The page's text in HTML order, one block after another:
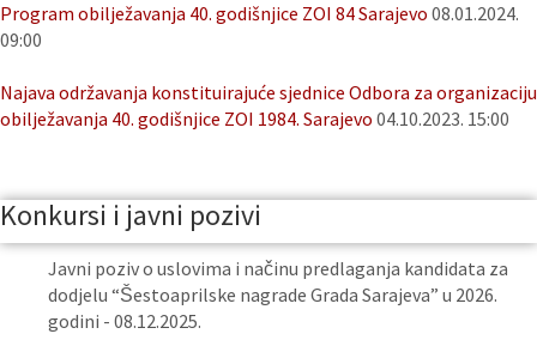
Program obilježavanja 40. godišnjice ZOI 84 Sarajevo 08.01.2024.
09:00
Najava održavanja konstituirajuće sjednice Odbora za organizaciju
obilježavanja 40. godišnjice ZOI 1984. Sarajevo 04.10.2023. 15:00
Konkursi i javni pozivi
Javni poziv o uslovima i načinu predlaganja kandidata za
dodjelu “Šestoaprilske nagrade Grada Sarajeva” u 2026.
godini - 08.12.2025.